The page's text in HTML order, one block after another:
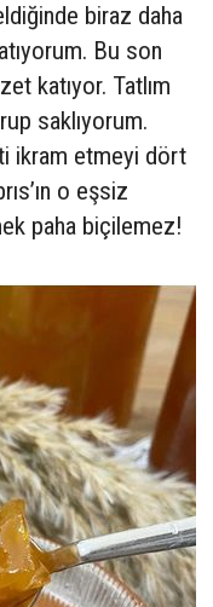
biraz daha
Bu son
katıyor. Tatlım
saklıyorum.
ikram etmeyi dört
o eşsiz
paha biçilemez!